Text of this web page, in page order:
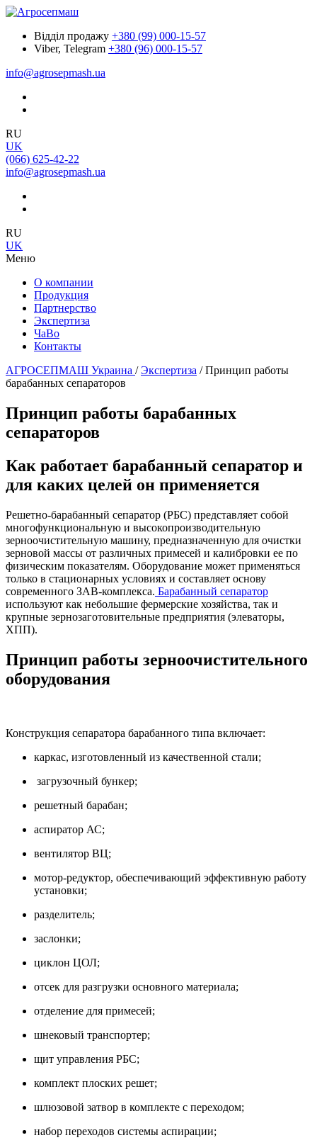
Відділ продажу +380 (99) 000-15-57
Viber, Telegram +380 (96) 000-15-57
info@agrosepmash.ua
RU
UK
(066) 625-42-22
info@agrosepmash.ua
RU
UK
Меню
О компании
Продукция
Партнерство
Экспертиза
ЧаВо
Контакты
АГРОСЕПМАШ Украина /Экспертиза /Принцип работы
барабанных сепараторов
Принцип работы барабанных
сепараторов
Как работает барабанный сепаратор и
для каких целей он применяется
Решетно-барабанный сепаратор (РБС) представляет собой
многофункциональную и высокопроизводительную
зерноочистительную машину, предназначенную для очистки
зерновой массы от различных примесей и калибровки ее по
физическим показателям. Оборудование может применяться
только в стационарных условиях и составляет основу
современного ЗАВ-комплекса. Барабанный сепаратор
используют как небольшие фермерские хозяйства, так и
крупные зернозаготовительные предприятия (элеваторы,
ХПП).
Принцип работы зерноочистительного
оборудования
Конструкция сепаратора барабанного типа включает:
каркас, изготовленный из качественной стали;
загрузочный бункер;
решетный барабан;
аспиратор АС;
вентилятор ВЦ;
мотор-редуктор, обеспечивающий эффективную работу
установки;
разделитель;
заслонки;
циклон ЦОЛ;
отсек для разгрузки основного материала;
отделение для примесей;
шнековый транспортер;
щит управления РБС;
комплект плоских решет;
шлюзовой затвор в комплекте с переходом;
набор переходов системы аспирации;